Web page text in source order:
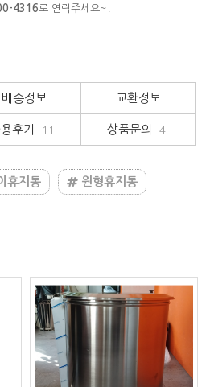
4316로 연락주세요~!
배송정보 교환정보
후기 11 상품문의 4
휴지통 원형휴지통